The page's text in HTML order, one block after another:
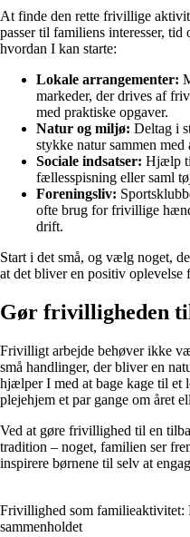
At finde den rette frivillige
passer til familiens interesser,
hvordan I kan starte:
Lokale arrangementer:
markeder, der drives af
med praktiske opgaver.
Natur og miljø: Deltag i
stykke natur sammen med
Sociale indsatser: Hjælp
fællesspisning eller saml
Foreningsliv:
ofte brug for frivillige
drift.
Start i det små, og vælg noget,
at det bliver en positiv oplevelse
Gør frivilligheden
Frivilligt arbejde behøver ikke
små handlinger, der bliver en
hjælper I med at bage kage til et
plejehjem et par gange om året
Ved at gøre frivillighed til en
tradition – noget, familien ser
inspirere børnene til selv at
Frivillighed som familieaktivitet:
sammenholdet